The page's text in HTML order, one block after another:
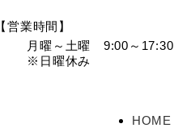
【営業時間】
月曜～土曜 9:00～17:30
※日曜休み
HOME